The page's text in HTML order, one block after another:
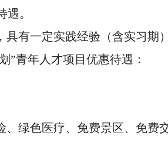
。
有一定实践经验（含实习期
”青年人才项目优惠待遇：
绿色医疗、免费景区、免费